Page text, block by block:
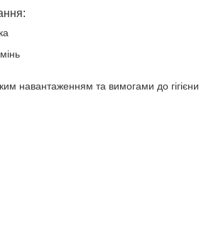
навантаженням та вимогами до гігієни